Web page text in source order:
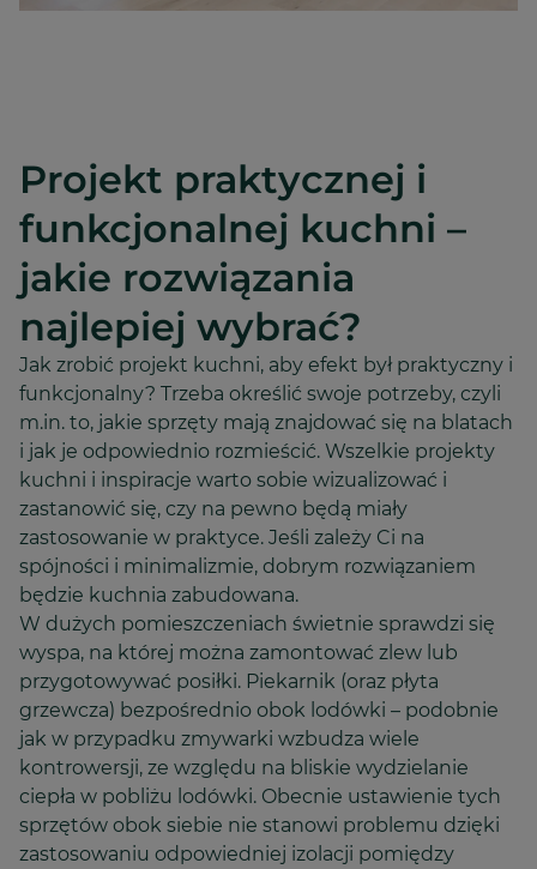
Projekt praktycznej i
funkcjonalnej kuchni –
jakie rozwiązania
najlepiej wybrać?
Jak zrobić projekt kuchni, aby efekt był praktyczny i
funkcjonalny? Trzeba określić swoje potrzeby, czyli
m.in. to, jakie sprzęty mają znajdować się na blatach
i jak je odpowiednio rozmieścić. Wszelkie projekty
kuchni i inspiracje warto sobie wizualizować i
zastanowić się, czy na pewno będą miały
zastosowanie w praktyce. Jeśli zależy Ci na
spójności i minimalizmie, dobrym rozwiązaniem
będzie kuchnia zabudowana.
W dużych pomieszczeniach świetnie sprawdzi się
wyspa, na której można zamontować zlew lub
przygotowywać posiłki. Piekarnik (oraz płyta
grzewcza) bezpośrednio obok lodówki – podobnie
jak w przypadku zmywarki wzbudza wiele
kontrowersji, ze względu na bliskie wydzielanie
ciepła w pobliżu lodówki. Obecnie ustawienie tych
sprzętów obok siebie nie stanowi problemu dzięki
zastosowaniu odpowiedniej izolacji pomiędzy